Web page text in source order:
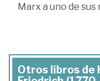
Marx a uno de
Otros libros de